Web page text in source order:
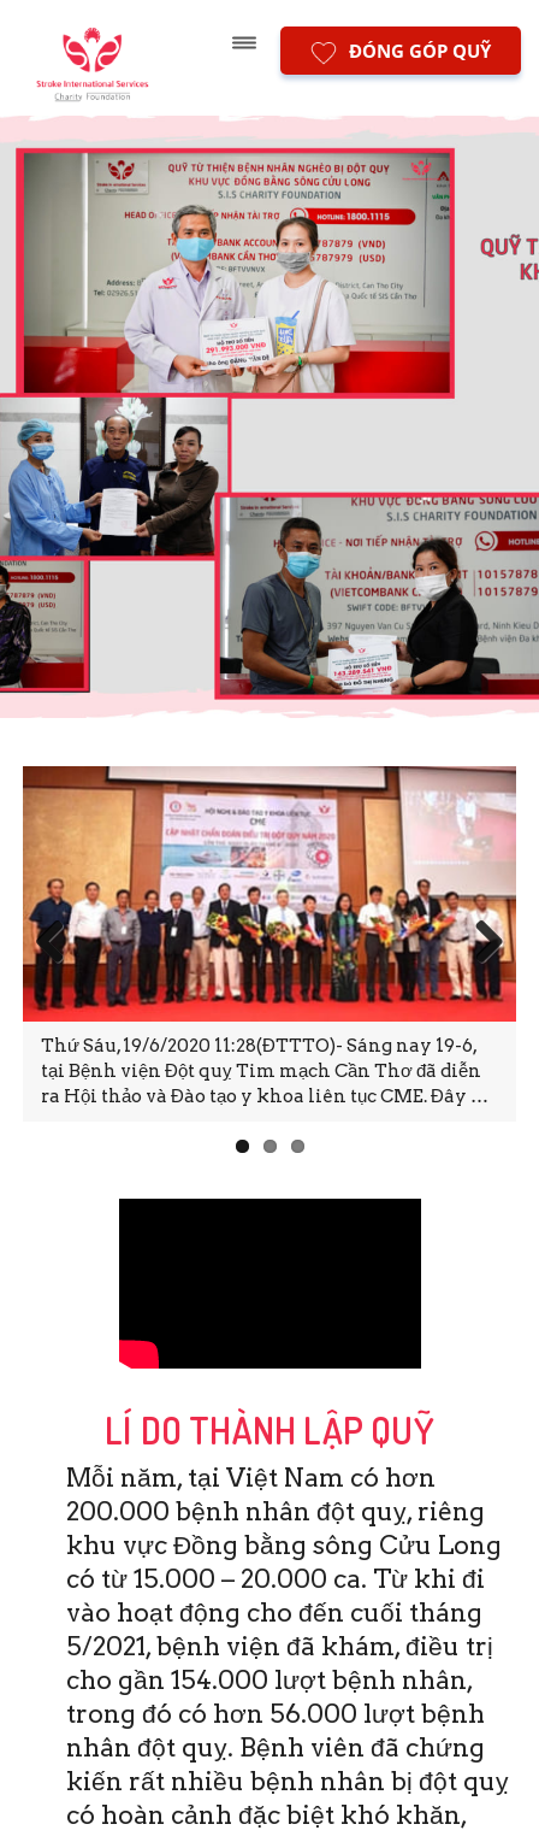
ĐÓNG GÓP QUỸ
Thứ Sáu, 19/6/2020 11:28(ĐTTTO)- Sáng nay 19-6,
tại Bệnh viện Đột quỵ Tim mạch Cần Thơ đã diễn
ra Hội thảo và Đào tạo y khoa liên tục CME. Đây …
Prev
ious
Next
LÍ DO THÀNH LẬP QUỸ
Mỗi năm, tại Việt Nam có hơn
200.000 bệnh nhân đột quỵ, riêng
khu vực Đồng bằng sông Cửu Long
có từ 15.000 – 20.000 ca. Từ khi đi
vào hoạt động cho đến cuối tháng
5/2021, bệnh viện đã khám, điều trị
cho gần 154.000 lượt bệnh nhân,
trong đó có hơn 56.000 lượt bệnh
nhân đột quỵ. Bệnh viên đã chứng
kiến rất nhiều bệnh nhân bị đột quỵ
có hoàn cảnh đặc biệt khó khăn,